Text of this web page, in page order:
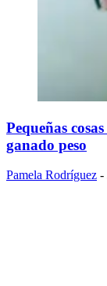
Pequeñas
ganado peso
Pamela Rodríguez -